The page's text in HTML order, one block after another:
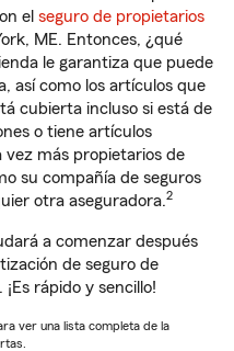
el seguro de propietarios
ME. Entonces, ¿qué
le garantiza que puede
así como los artículos que
cubierta incluso si está de
o tiene artículos
vez más propietarios de
su compañía de seguros
otra aseguradora.2
a comenzar después
de seguro de
rápido y sencillo!
ver una lista completa de la